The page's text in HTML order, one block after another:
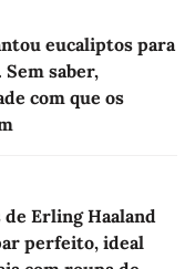
eucaliptos para
saber,
com que os
Erling Haaland
perfeito, ideal